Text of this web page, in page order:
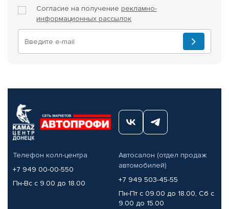
Согласие на получение рекламно-
информационных рассылок
Телефон колл-центра
+7 949 00-00-550
Пн-Вс с 9.00 до 18.00
Автосалон (отдел продаж
автомобилей)
+7 949 503-45-55
Пн-Пт с 09.00 до 18.00, Сб с
9.00 до 15.00